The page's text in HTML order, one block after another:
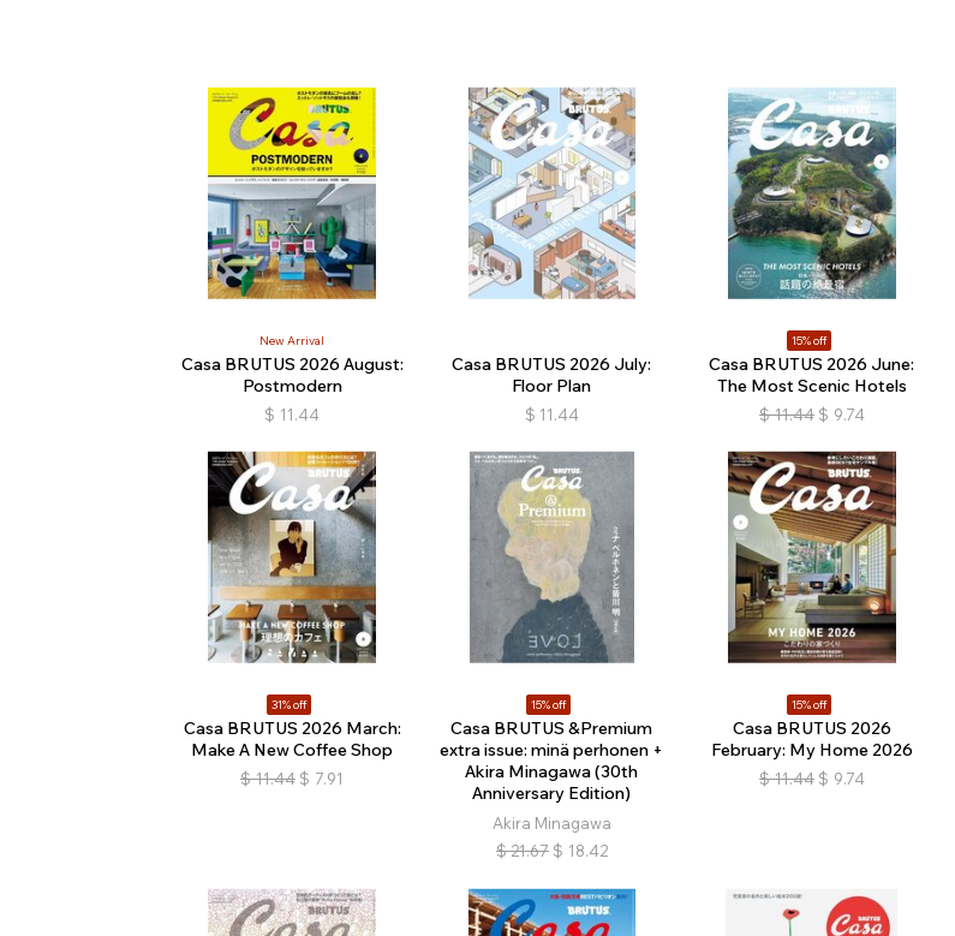
New Arrival
Casa BRUTUS 2026 August:
Postmodern
$ 11.44
Casa BRUTUS 2026 July:
Floor Plan
$ 11.44
15% off
Casa BRUTUS 2026 June:
The Most Scenic Hotels
$ 11.44 $ 9.74
31% off
Casa BRUTUS 2026 March:
Make A New Coffee Shop
$ 11.44 $ 7.91
15% off
Casa BRUTUS &Premium
extra issue: minä perhonen +
Akira Minagawa (30th
Anniversary Edition)
Akira Minagawa
$ 21.67 $ 18.42
15% off
Casa BRUTUS 2026
February: My Home 2026
$ 11.44 $ 9.74